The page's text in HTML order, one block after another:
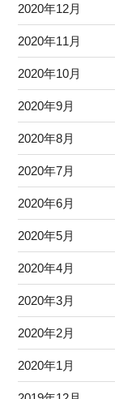
2020年12月
2020年11月
2020年10月
2020年9月
2020年8月
2020年7月
2020年6月
2020年5月
2020年4月
2020年3月
2020年2月
2020年1月